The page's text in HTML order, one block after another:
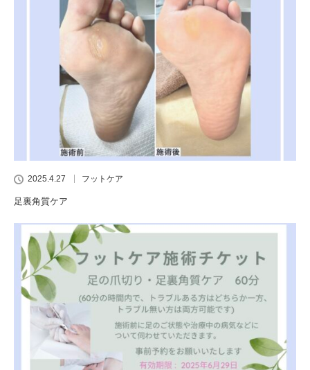
2025.4.27 フットケア
足裏角質ケア